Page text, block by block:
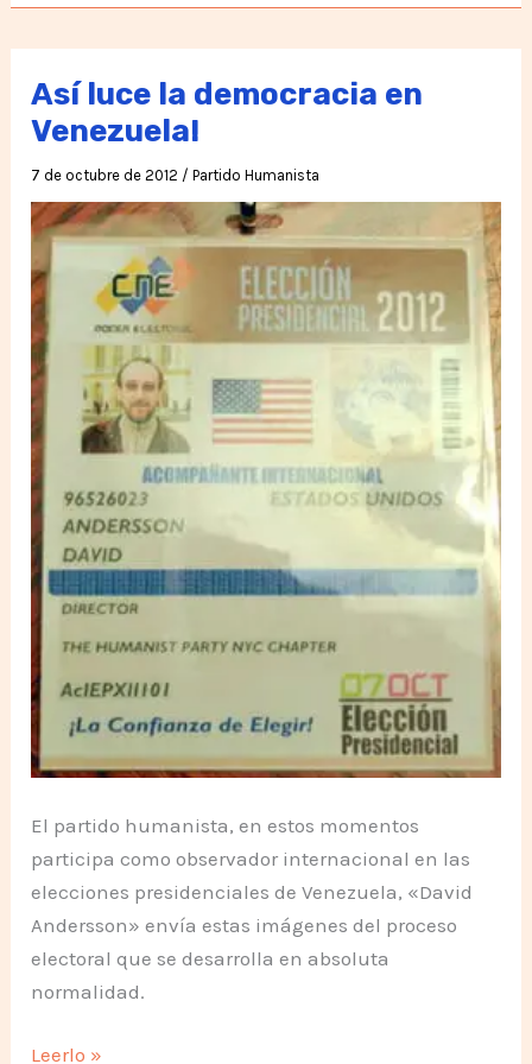
de
los
niños,
sufre
violencia
intrafamiliar
Así luce la democracia en
Venezuela!
7 de octubre de 2012 /Partido Humanista
El partido humanista, en estos momentos
participa como observador internacional en las
elecciones presidenciales de Venezuela, «David
Andersson» envía estas imágenes del proceso
electoral que se desarrolla en absoluta
normalidad.
Así
Leerlo »